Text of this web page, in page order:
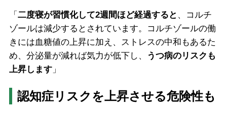
「 二度寝が習慣化して2週間ほど経過すると 、コルチ
ゾールは減少するとされています。コルチゾールの働
きには血糖値の上昇に加え、ストレスの中和もあるた
め、分泌量が減れば気力が低下し、
うつ病のリスクも
上昇します」
認知症リスクを上昇させる危険性も